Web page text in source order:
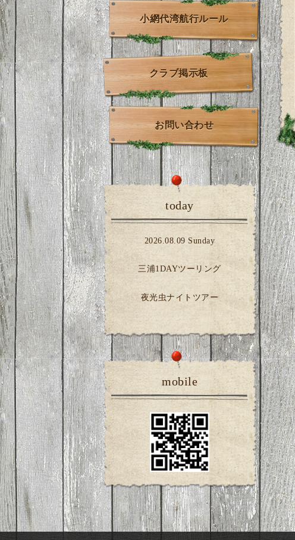
小網代湾航行ルール
クラブ掲示板
お問い合わせ
today
2026.08.09 Sunday
三浦1DAYツーリング
夜光虫ナイトツアー
mobile